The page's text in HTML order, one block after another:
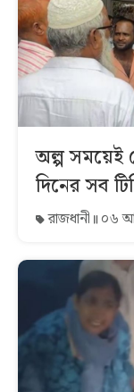
অল্প সময়েই
দিনের সব
রাজধানী ০৬